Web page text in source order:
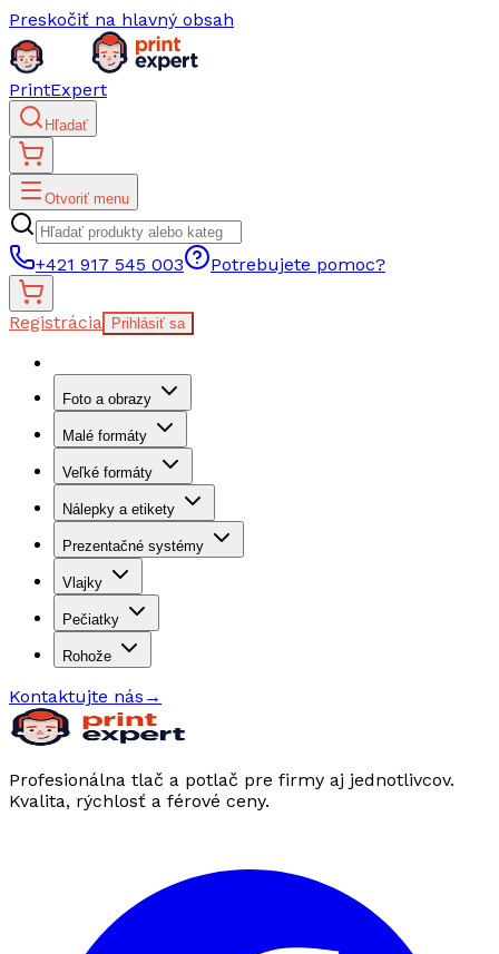
Preskočiť na hlavný obsah
PrintExpert
Hľadať
Otvoriť menu
+421 917 545 003 Potrebujete pomoc?
Registrácia Prihlásiť sa
Foto a obrazy
Malé formáty
Veľké formáty
Nálepky a etikety
Prezentačné systémy
Vlajky
Pečiatky
Rohože
Kontaktujte nás →
Profesionálna tlač a potlač pre firmy aj jednotlivcov.
Kvalita, rýchlosť a férové ceny.